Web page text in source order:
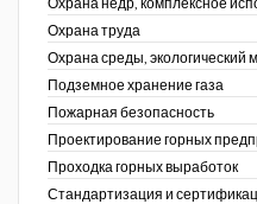
Охрана труда
Охрана среды, экологический
Подземное хранение газа
Пожарная безопасность
Проектирование горных
Проходка горных выработок
Стандартизация и